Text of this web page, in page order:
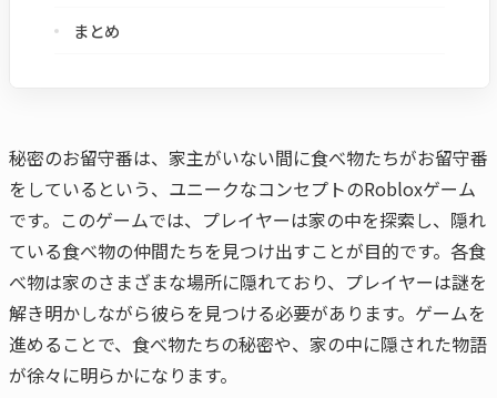
まとめ
秘密のお留守番は、家主がいない間に食べ物たちがお留守番
をしているという、ユニークなコンセプトのRobloxゲーム
です。このゲームでは、プレイヤーは家の中を探索し、隠れ
ている食べ物の仲間たちを見つけ出すことが目的です。各食
べ物は家のさまざまな場所に隠れており、プレイヤーは謎を
解き明かしながら彼らを見つける必要があります。ゲームを
進めることで、食べ物たちの秘密や、家の中に隠された物語
が徐々に明らかになります。